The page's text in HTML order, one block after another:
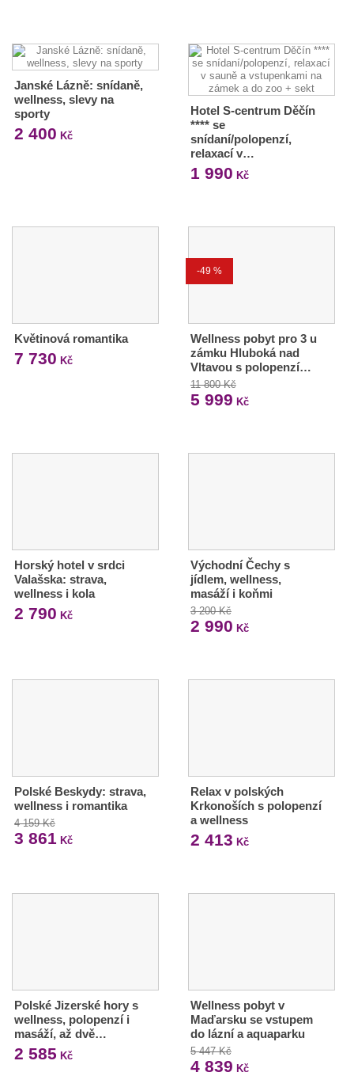
Janské Lázně: snídaně,
wellness, slevy na
sporty
2 400 Kč
Hotel S-centrum Děčín
**** se
snídaní/polopenzí,
relaxací v…
1 990 Kč
Květinová romantika
7 730 Kč
-49 %
Wellness pobyt pro 3 u
zámku Hluboká nad
Vltavou s polopenzí…
11 800 Kč
5 999 Kč
Horský hotel v srdci
Valašska: strava,
wellness i kola
2 790 Kč
Východní Čechy s
jídlem, wellness,
masáží i koňmi
3 200 Kč
2 990 Kč
Polské Beskydy: strava,
wellness i romantika
4 159 Kč
3 861 Kč
Relax v polských
Krkonoších s polopenzí
a wellness
2 413 Kč
Polské Jizerské hory s
wellness, polopenzí i
masáží, až dvě…
2 585 Kč
Wellness pobyt v
Maďarsku se vstupem
do lázní a aquaparku
5 447 Kč
4 839 Kč